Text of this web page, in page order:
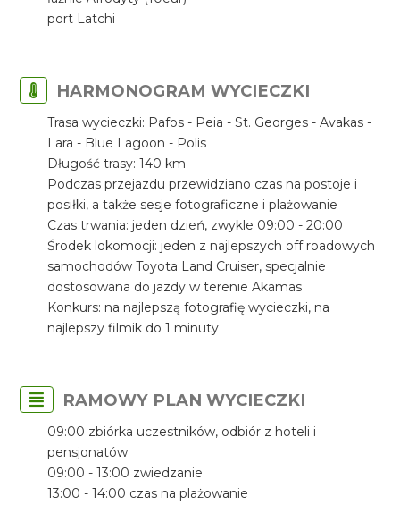
port Latchi
HARMONOGRAM WYCIECZKI
Trasa wycieczki: Pafos - Peia - St. Georges - Avakas -
Lara - Blue Lagoon - Polis
Długość trasy: 140 km
Podczas przejazdu przewidziano czas na postoje i
posiłki, a także sesje fotograficzne i plażowanie
Czas trwania: jeden dzień, zwykle 09:00 - 20:00
Środek lokomocji: jeden z najlepszych off roadowych
samochodów Toyota Land Cruiser, specjalnie
dostosowana do jazdy w terenie Akamas
Konkurs: na najlepszą fotografię wycieczki, na
najlepszy filmik do 1 minuty
RAMOWY PLAN WYCIECZKI
09:00 zbiórka uczestników, odbiór z hoteli i
pensjonatów
09:00 - 13:00 zwiedzanie
13:00 - 14:00 czas na plażowanie